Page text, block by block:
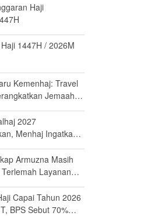
Haji
1447H / 2026M
Kemenhaj: Travel
Jemaah
2027
Menhaj Ingatkan
Armuzna Masih
Layanan
Capai Tahun 2026
Sebut 70%